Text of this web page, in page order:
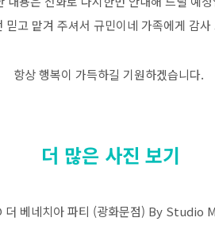
믿고 맡겨 주셔서 규민이네 가족에게 감사
항상 행복이 가득하길 기원하겠습니다.
더 많은 사진 보기
더 베네치아 파티 (광화문점) By Studio